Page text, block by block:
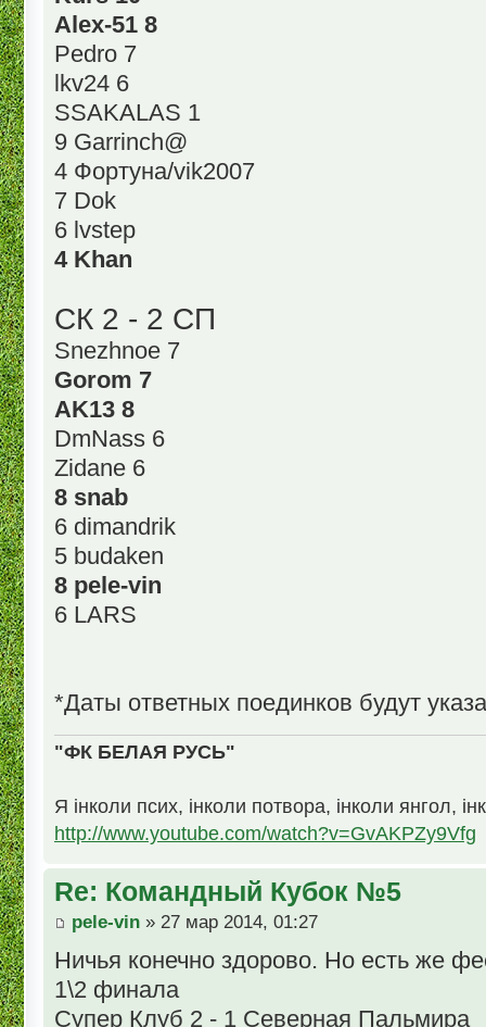
Alex-51 8
Pedro 7
lkv24 6
SSAKALAS 1
9 Garrinch@
4 Фортуна/vik2007
7 Dok
6 lvstep
4 Khan
СК 2 - 2 СП
Snezhnoe 7
Gorom 7
AK13 8
DmNass 6
Zidane 6
8 snab
6 dimandrik
5 budaken
8 pele-vin
6 LARS
*Даты ответных поединков будут
"ФК БЕЛАЯ РУСЬ"
Я інколи псих, інколи потвора, інколи янгол,
http://www.youtube.com/watch?v=GvAKPZy9Vfg
Re: Командный Кубок №5
pele-vin » 27 мар 2014, 01:27
Ничья конечно здорово. Но есть же
1\2 финала
Супер Клуб 2 - 1 Северная Пальмира